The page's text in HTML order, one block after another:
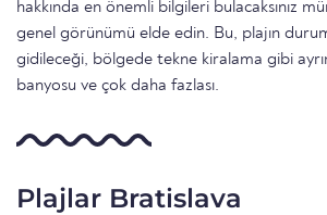
hakkında en önemli bilgileri bulacaksınız
genel görünümü elde edin. Bu, plajın
gidileceği, bölgede tekne kiralama gibi
banyosu ve çok daha fazlası.
Plajlar Bratislava